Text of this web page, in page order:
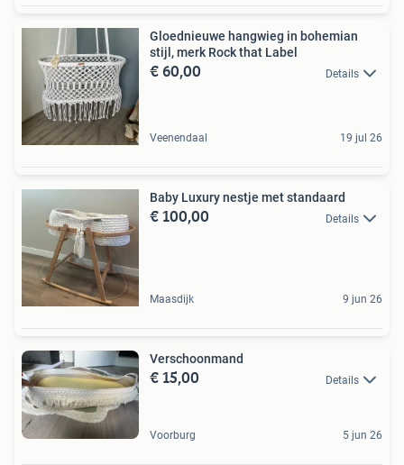
Gloednieuwe hangwieg in bohemian
stijl, merk Rock that Label
€ 60,00 Details
Veenendaal 19 jul 26
Baby Luxury nestje met standaard
€ 100,00 Details
Maasdijk 9 jun 26
Verschoonmand
€ 15,00 Details
Voorburg 5 jun 26